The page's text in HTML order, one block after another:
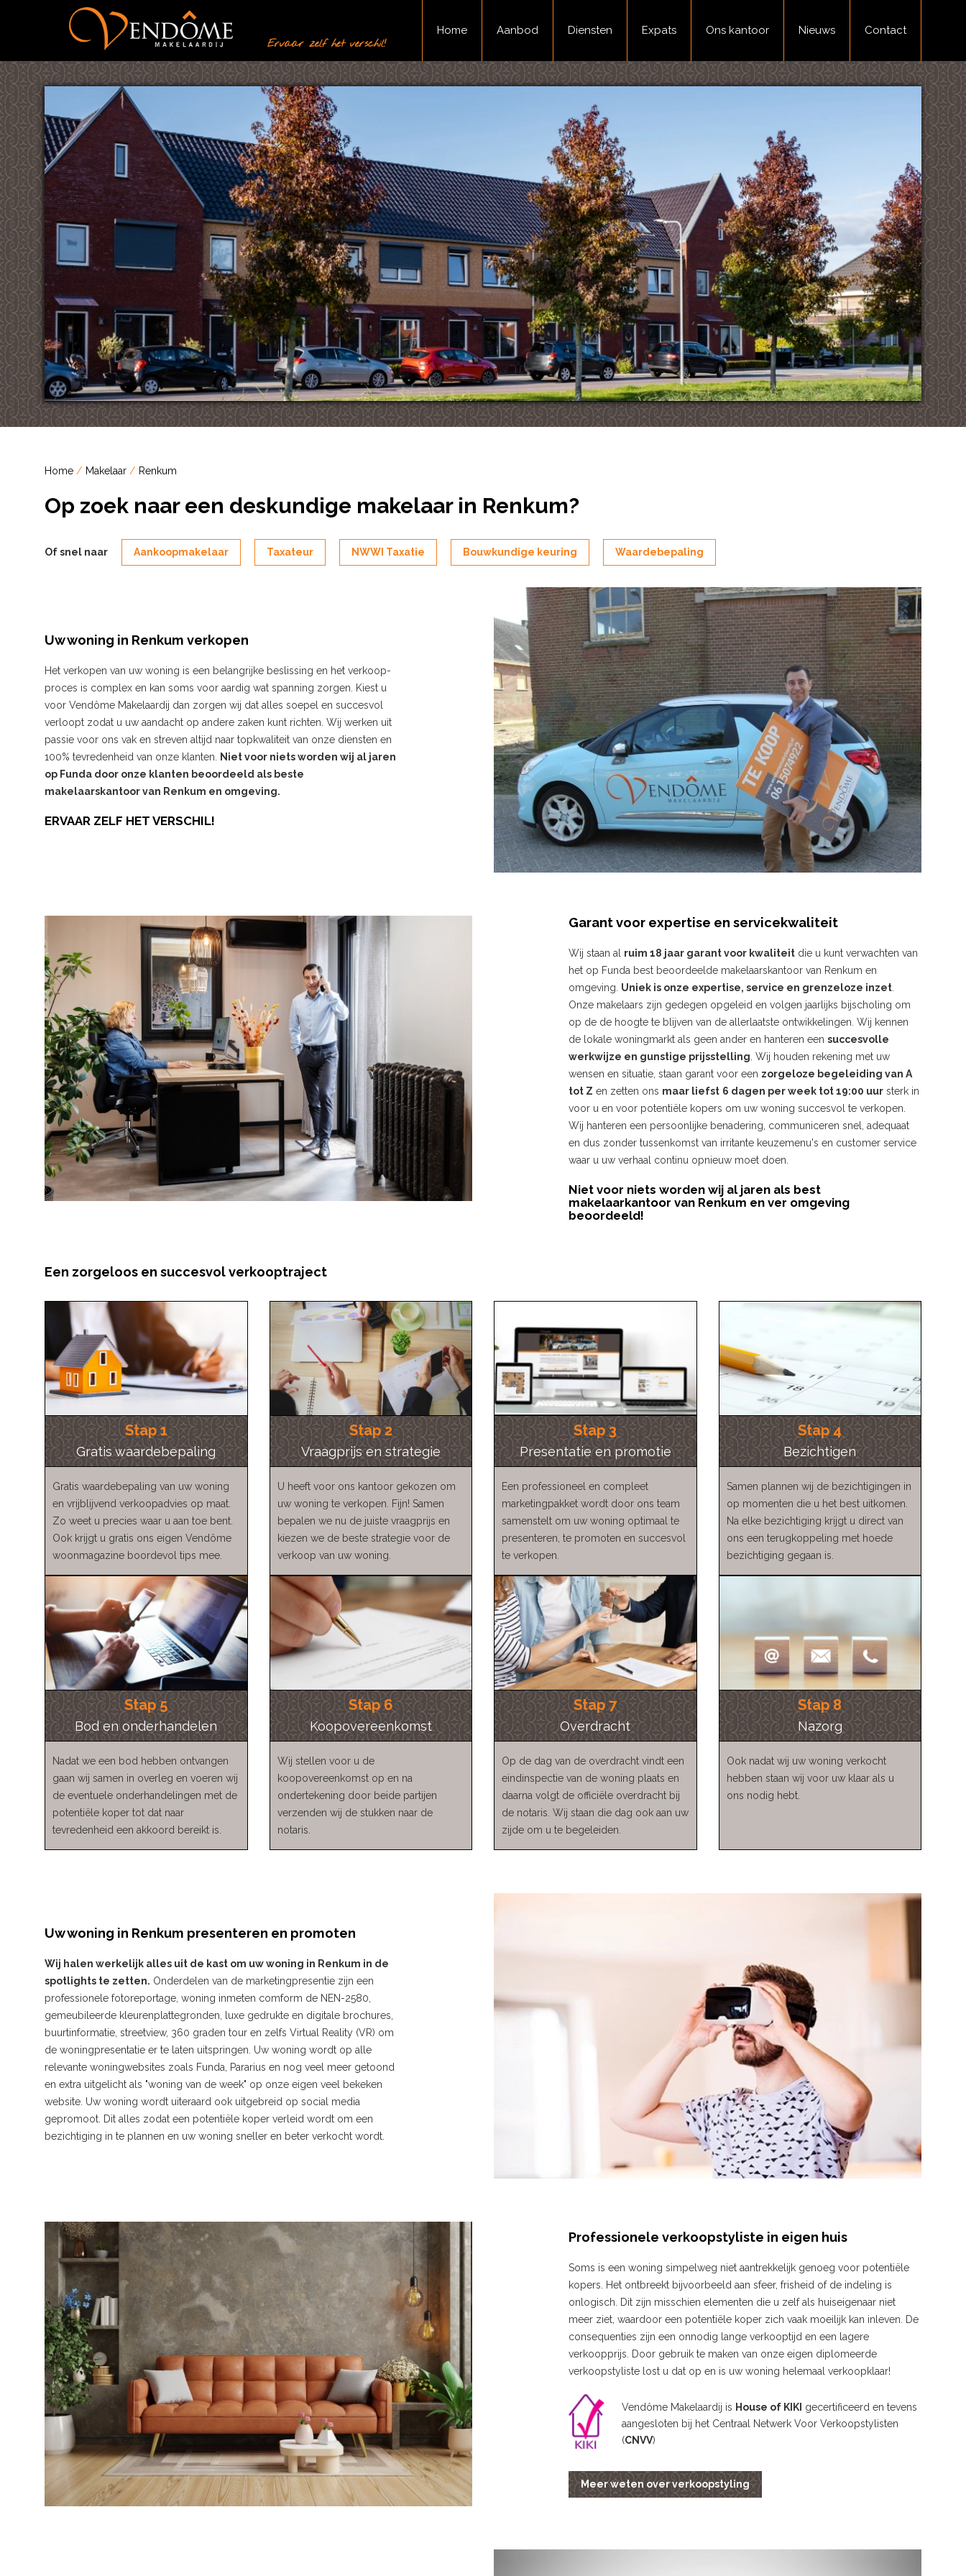
Ervaar zelf het verschil!
Home Aanbod Diensten Expats Ons kantoor Nieuws Contact
Home Makelaar Renkum
Op zoek naar een deskundige makelaar in Renkum?
Of snel naar Aankoopmakelaar Taxateur NWWI Taxatie Bouwkundige keuring Waardebepaling
Uw woning in Renkum verkopen
Het verkopen van uw woning is een belangrijke beslissing en het verkoop-
proces is complex en kan soms voor aardig wat spanning zorgen. Kiest u
voor Vendôme Makelaardij dan zorgen wij dat alles soepel en succesvol
verloopt zodat u uw aandacht op andere zaken kunt richten. Wij werken uit
passie voor ons vak en streven altijd naar topkwaliteit van onze diensten en
100% tevredenheid van onze klanten. Niet voor niets worden wij al jaren
op Funda door onze klanten beoordeeld als beste
makelaarskantoor van Renkum en omgeving.
ERVAAR ZELF HET VERSCHIL!
Garant voor expertise en servicekwaliteit
Wij staan al ruim 18 jaar garant voor kwaliteit die u kunt verwachten van
het op Funda best beoordeelde makelaarskantoor van Renkum en
omgeving. Uniek is onze expertise, service en grenzeloze inzet
Onze makelaars zijn gedegen opgeleid en volgen jaarlijks bijscholing om
op de de hoogte te blijven van de allerlaatste ontwikkelingen. Wij kennen
de lokale woningmarkt als geen ander en hanteren eensuccesvolle
werkwijze en gunstige prijsstelling . Wij houden rekening met uw
wensen en situatie, staan garant voor een zorgeloze begeleiding van A
tot Z en zetten ons maar liefst 6 dagen per week tot 19:00 uur sterk in
voor u en voor potentiële kopers om uw woning succesvol te verkopen.
Wij hanteren een persoonlijke benadering, communiceren snel, adequaat
en dus zonder tussenkomst van irritante keuzemenu's en customer service
waar u uw verhaal continu opnieuw moet doen.
Niet voor niets worden wij al jaren als best
makelaarkantoor van Renkum en ver omgeving
beoordeeld!
Een zorgeloos en succesvol verkooptraject
Stap 1
Gratis waardebepaling
Gratis waardebepaling van uw woning
en vrijblijvend verkoopadvies op maat.
Zo weet u precies waar u aan toe bent.
Ook krijgt u gratis ons eigen Vendôme
woonmagazine boordevol tips mee.
Stap 2
Vraagprijs en strategie
U heeft voor ons kantoor gekozen om
uw woning te verkopen. Fijn! Samen
bepalen we nu de juiste vraagprijs en
kiezen we de beste strategie voor de
verkoop van uw woning.
Stap 3
Presentatie en promotie
Een professioneel en compleet
marketingpakket wordt door ons team
samenstelt om uw woning optimaal te
presenteren, te promoten en succesvol
te verkopen.
Stap 4
Bezichtigen
Samen plannen wij de bezichtigingen in
op momenten die u het best uitkomen.
Na elke bezichtiging krijgt u direct van
ons een terugkoppeling met hoede
bezichtiging gegaan is.
Stap 5
Bod en onderhandelen
Nadat we een bod hebben ontvangen
gaan wij samen in overleg en voeren wij
de eventuele onderhandelingen met de
potentiële koper tot dat naar
tevredenheid een akkoord bereikt is.
Stap 6
Koopovereenkomst
Wij stellen voor u de
koopovereenkomst op en na
ondertekening door beide partijen
verzenden wij de stukken naar de
notaris.
Stap 7
Overdracht
Op de dag van de overdracht vindt een
eindinspectie van de woning plaats en
daarna volgt de officiële overdracht bij
de notaris. Wij staan die dag ook aan uw
zijde om u te begeleiden.
Stap 8
Nazorg
Ook nadat wij uw woning verkocht
hebben staan wij voor uw klaar als u
ons nodig hebt.
Uw woning in Renkum presenteren en promoten
Wij halen werkelijk alles uit de kast om uw woning in Renkum in de
spotlights te zetten. Onderdelen van de marketingpresentie zijn een
professionele fotoreportage, woning inmeten comform de NEN-2580,
gemeubileerde kleurenplattegronden, luxe gedrukte en digitale brochures,
buurtinformatie, streetview, 360 graden tour en zelfs Virtual Reality (VR) om
de woningpresentatie er te laten uitspringen. Uw woning wordt op alle
relevante woningwebsites zoals Funda, Pararius en nog veel meer getoond
en extra uitgelicht als "woning van de week" op onze eigen veel bekeken
website. Uw woning wordt uiteraard ook uitgebreid op social media
gepromoot. Dit alles zodat een potentiële koper verleid wordt om een
bezichtiging in te plannen en uw woning sneller en beter verkocht wordt.
Professionele verkoopstyliste in eigen huis
Soms is een woning simpelweg niet aantrekkelijk genoeg voor potentiële
kopers. Het ontbreekt bijvoorbeeld aan sfeer, frisheid of de indeling is
onlogisch. Dit zijn misschien elementen die u zelf als huiseigenaar niet
meer ziet, waardoor een potentiële koper zich vaak moeilijk kan inleven. De
consequenties zijn een onnodig lange verkooptijd en een lagere
verkoopprijs. Door gebruik te maken van onze eigen diplomeerde
verkoopstyliste lost u dat op en is uw woning helemaal verkoopklaar!
Vendôme Makelaardij is House of KIKI gecertificeerd en tevens
aangesloten bij het Centraal Netwerk Voor Verkoopstylisten
(CNVV)
Meer weten over verkoopstyling